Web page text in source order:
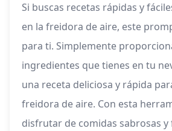
Si buscas recetas rápidas y
en la freidora de aire, este
para ti. Simplemente
ingredientes que tienes en tu
una receta deliciosa y rápida
freidora de aire. Con esta
disfrutar de comidas sabrosas y